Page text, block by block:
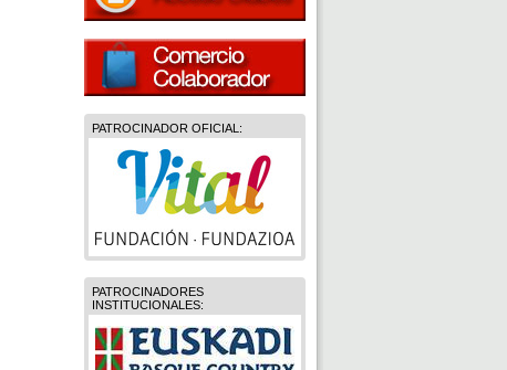
PATROCINADOR OFICIAL:
PATROCINADORES
INSTITUCIONALES: